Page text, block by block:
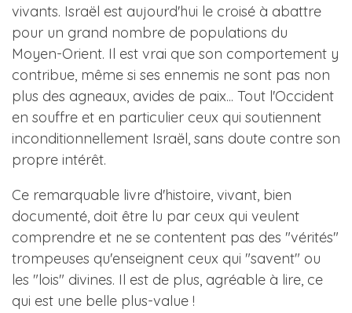
vivants. Israël est aujourd'hui le croisé à abattre
pour un grand nombre de populations du
Moyen-Orient. Il est vrai que son comportement y
contribue, même si ses ennemis ne sont pas non
plus des agneaux, avides de paix... Tout l'Occident
en souffre et en particulier ceux qui soutiennent
inconditionnellement Israël, sans doute contre son
propre intérêt.
Ce remarquable livre d'histoire, vivant, bien
documenté, doit être lu par ceux qui veulent
comprendre et ne se contentent pas des "vérités"
trompeuses qu'enseignent ceux qui "savent" ou
les "lois" divines. Il est de plus, agréable à lire, ce
qui est une belle plus-value !